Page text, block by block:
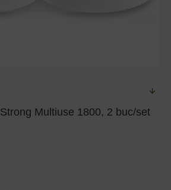
Strong Multiuse 1800, 2 buc/set